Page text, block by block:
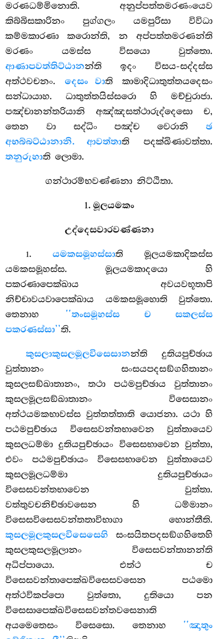
මරණධම්මිනොති. අනුප්පත්තමරණංයෙව
කිබ්බිසකාරිනං පුග්ගලං යමපුරිසා විවිධා
කම්මකාරණා කරොන්ති, න අප්පත්තමරණන්ති
මරණං යමස්ස විසයො වුත්තො.
ආණාපවත්තිට්ඨානන්ති ඉදං විසය-සද්දස්ස
අත්ථවචනං.දෙසං වාති කාමාදිධාතුත්තයදෙසං
සන්ධායාහ. ධාතුත්තයිස්සරො හි මච්චුරාජා.
පඤ්චානන්තරියානි අඤ්ඤසත්ථාරුද්දෙසො ච,
තෙන වා සද්ධිං පඤ්ච වෙරානි ඡ
අභබ්බට්ඨානානි. ආවත්තාති පදක්ඛිණාවත්තා.
තනුරුහාති ලොමා.
ගන්ථාරම්භවණ්ණනා නිට්ඨිතා.
1. මූලයමකං
උද්දෙසවාරවණ්ණනා
1. යමකසමූහස්සාති මූලයමකාදිකස්ස
යමකසමූහස්ස. මූලයමකාදයො හි
පකරණාපෙක්ඛාය අවයවභූතාපි
නිච්චාවයවාපෙක්ඛාය යමකසමූහොති වුත්තො.
තෙනාහ ‘‘තංසමූහස්ස ච සකලස්ස
පකරණස්සා’’ති.
කුසලාකුසලමූලවිසෙසානන්ති දුතියපුච්ඡාය
වුත්තානං සංසයපදසඞ්ගහිතානං
කුසලසඞ්ඛාතානං, තථා පඨමපුච්ඡාය වුත්තානං
කුසලමූලසඞ්ඛාතානං විසෙසානං
අත්ථයමකභාවස්ස වුත්තත්තාති යොජනා. යථා හි
පඨමපුච්ඡාය විසෙසවන්තභාවෙන වුත්තායෙව
කුසලධම්මා දුතියපුච්ඡායං විසෙසභාවෙන වුත්තා,
එවං පඨමපුච්ඡායං විසෙසභාවෙන වුත්තායෙව
කුසලමූලධම්මා දුතියපුච්ඡායං
විසෙසවන්තභාවෙන වුත්තා.
වත්තුවචනිච්ඡාවසෙන හි ධම්මානං
විසෙසවිසෙසවන්තතාවිභාගා හොන්තීති.
කුසලමූලකුසලවිසෙසෙහි සංසයිතපදසඞ්ගහිතෙහි
කුසලකුසලමූලානං විසෙසවන්තානන්ති
අධිප්පායො. එත්ථ ච
විසෙසවන්තාපෙක්ඛවිසෙසවසෙන පඨමො
අත්ථවිකප්පො වුත්තො, දුතියො පන
විසෙසාපෙක්ඛවිසෙසවන්තවසෙනාති
අයමෙතෙසං විසෙසො. තෙනාහ ‘‘ඤාතුං